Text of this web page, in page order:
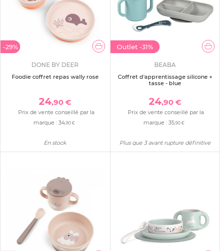
-29%
DONE BY DEER
Foodie coffret repas wally rose
24,90 €
Prix de vente conseillé par la
marque : 34,90 €
En stock
Outlet -31%
BEABA
Coffret d'apprentissage silicone +
tasse - blue
24,90 €
Prix de vente conseillé par la
marque : 35,90 €
Plus que 3 avant rupture définitive